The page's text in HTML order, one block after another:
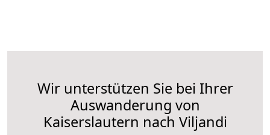
Wir unterstützen Sie bei Ihrer
Auswanderung von
Kaiserslautern nach Viljandi